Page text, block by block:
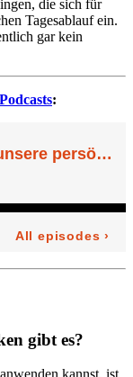
die sich für
Tagesablauf ein.
gar kein
:
gibt es?